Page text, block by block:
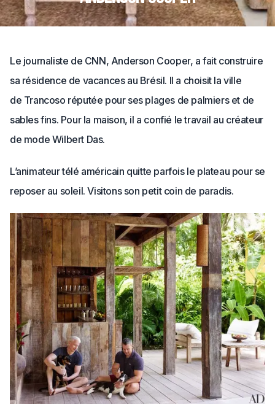
Le journaliste de CNN, Anderson Cooper, a fait construire
sa résidence de vacances au Brésil. Il a choisit la ville
de Trancoso réputée pour ses plages de palmiers et de
sables fins. Pour la maison, il a confié le travail au créateur
de mode Wilbert Das.
L’animateur télé américain quitte parfois le plateau pour se
reposer au soleil. Visitons son petit coin de paradis.